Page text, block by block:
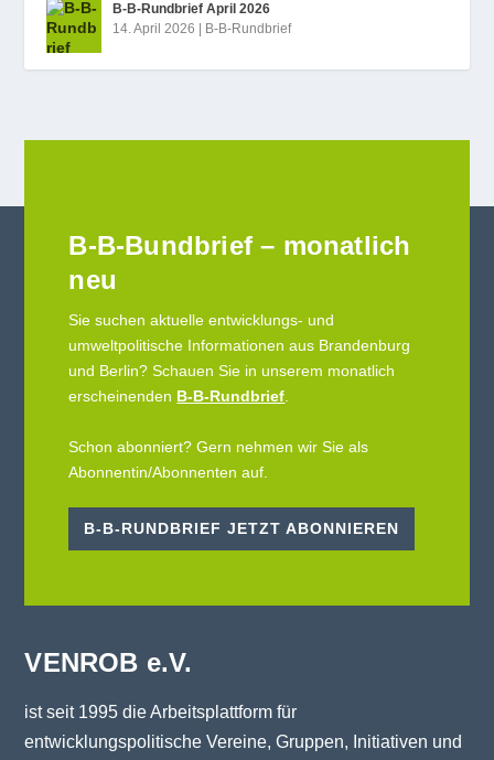
B‑B-Rundbrief April 2026
14. April 2026
B-B-Rundbrief
B-B-Bundbrief – monatlich
neu
Sie suchen aktuelle entwicklungs- und
umweltpolitische Informationen aus Brandenburg
und Berlin? Schauen Sie in unserem monatlich
erscheinenden B-B-Rundbrief
Schon abonniert? Gern nehmen wir Sie als
Abonnentin/Abonnenten auf.
B-B-RUNDBRIEF JETZT ABONNIEREN
VENROB e.V.
ist seit 1995 die Arbeitsplattform für
entwicklungspolitische Vereine, Gruppen, Initiativen und